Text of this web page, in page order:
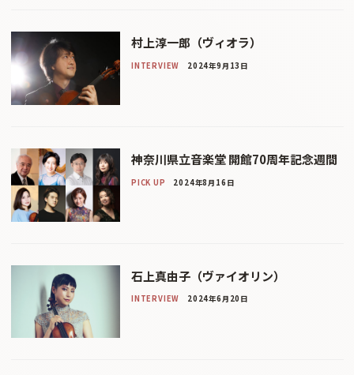
村上淳一郎（ヴィオラ）
INTERVIEW 2024年9月13日
神奈川県立音楽堂 開館70周年記念週間
PICK UP 2024年8月16日
石上真由子（ヴァイオリン）
INTERVIEW 2024年6月20日